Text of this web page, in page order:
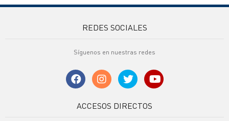
REDES SOCIALES
Síguenos en nuestras redes
ACCESOS DIRECTOS